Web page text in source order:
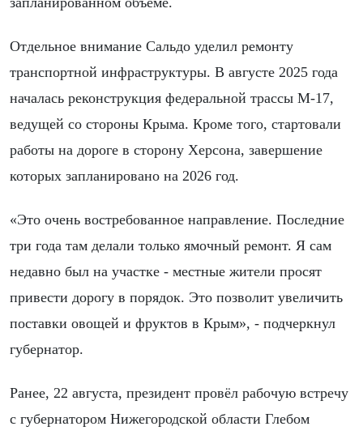
Отдельное внимание Сальдо уделил ремонту
транспортной инфраструктуры. В августе 2025 года
началась реконструкция федеральной трассы М-17,
ведущей со стороны Крыма. Кроме того, стартовали
работы на дороге в сторону Херсона, завершение
которых запланировано на 2026 год.
«Это очень востребованное направление. Последние
три года там делали только ямочный ремонт. Я сам
недавно был на участке - местные жители просят
привести дорогу в порядок. Это позволит увеличить
поставки овощей и фруктов в Крым», - подчеркнул
губернатор.
Ранее, 22 августа, президент провёл рабочую встречу
с губернатором Нижегородской области Глебом